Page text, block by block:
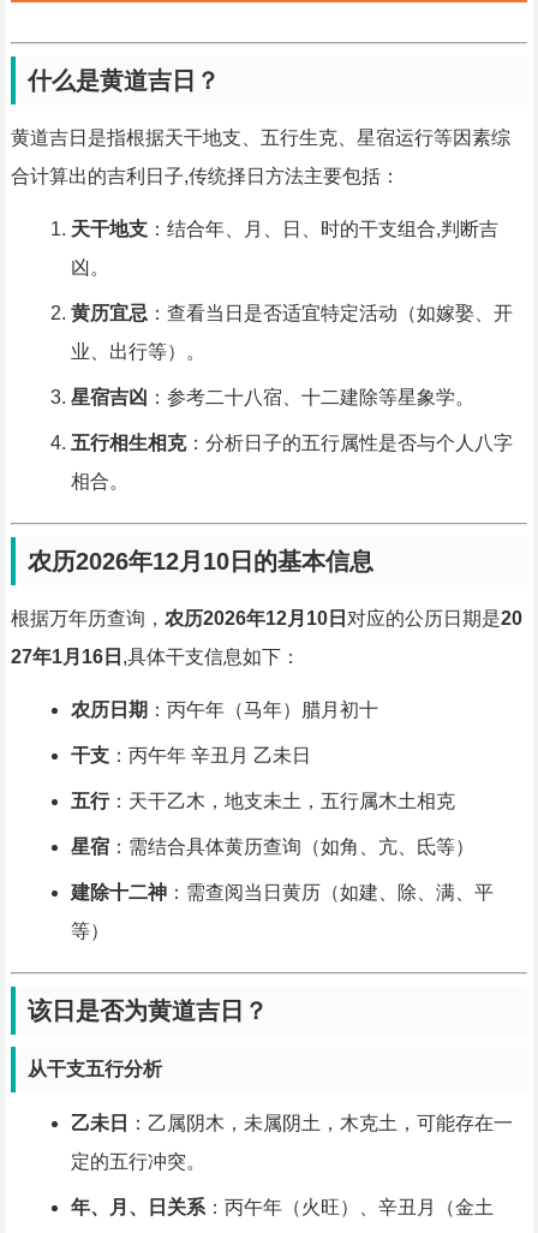
什么是黄道吉日？
黄道吉日是指根据天干地支、五行生克、星宿运行等因素综
合计算出的吉利日子,传统择日方法主要包括：
天干地支：结合年、月、日、时的干支组合,判断吉
凶。
黄历宜忌：查看当日是否适宜特定活动（如嫁娶、开
业、出行等）。
星宿吉凶 ：参考二十八宿、十二建除等星象学。
五行相生相克：分析日子的五行属性是否与个人八字
相合。
农历2026年12月10日的基本信息
根据万年历查询， 农历2026年12月10日 对应的公历日期是20
27年1月16日 ,具体干支信息如下：
农历日期 ：丙午年（马年）腊月初十
干支：丙午年 辛丑月 乙未日
五行：天干乙木，地支未土，五行属木土相克
星宿：需结合具体黄历查询（如角、亢、氐等）
建除十二神：需查阅当日黄历（如建、除、满、平
等）
该日是否为黄道吉日？
从干支五行分析
乙未日
：乙属阴木，未属阴土，木克土，可能存在一
定的五行冲突。
年、月、日关系：丙午年（火旺）、辛丑月（金土